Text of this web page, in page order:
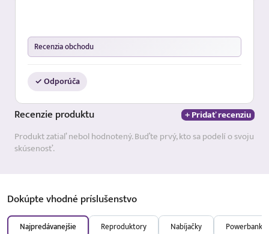
Recenzia obchodu
✓ Odporúča
Recenzie produktu
+ Pridať recenziu
Produkt zatiaľ nebol hodnotený. Buďte prvý, kto sa podelí o svoju
skúsenosť.
Dokúpte vhodné príslušenstvo
Najpredávanejšie Reproduktory Nabíjačky Powerbanky